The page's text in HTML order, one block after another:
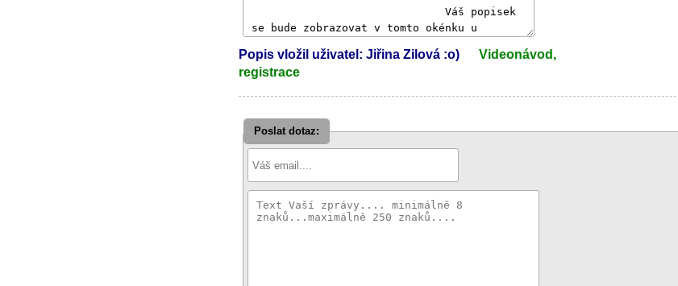
Popis vložil uživatel: Jiřina Zilová :o)
Videonávod,
registrace
Poslat dotaz: